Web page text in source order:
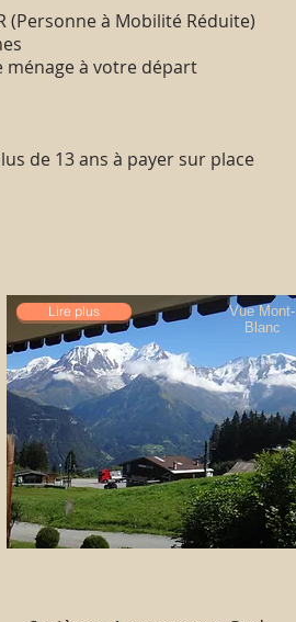
à Mobilité Réduite)
ménage à votre départ
de 13 ans à payer sur place
Vue Mont-
Blanc
Lire plus